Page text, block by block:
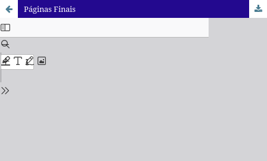
Páginas Finais